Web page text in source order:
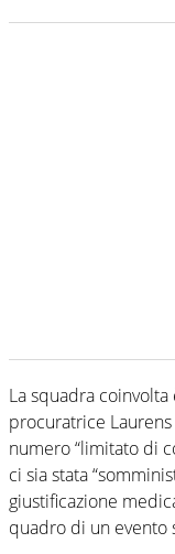
La squadra
procuratrice
numero “limitato di
ci sia stata
giustificazione
quadro di un evento